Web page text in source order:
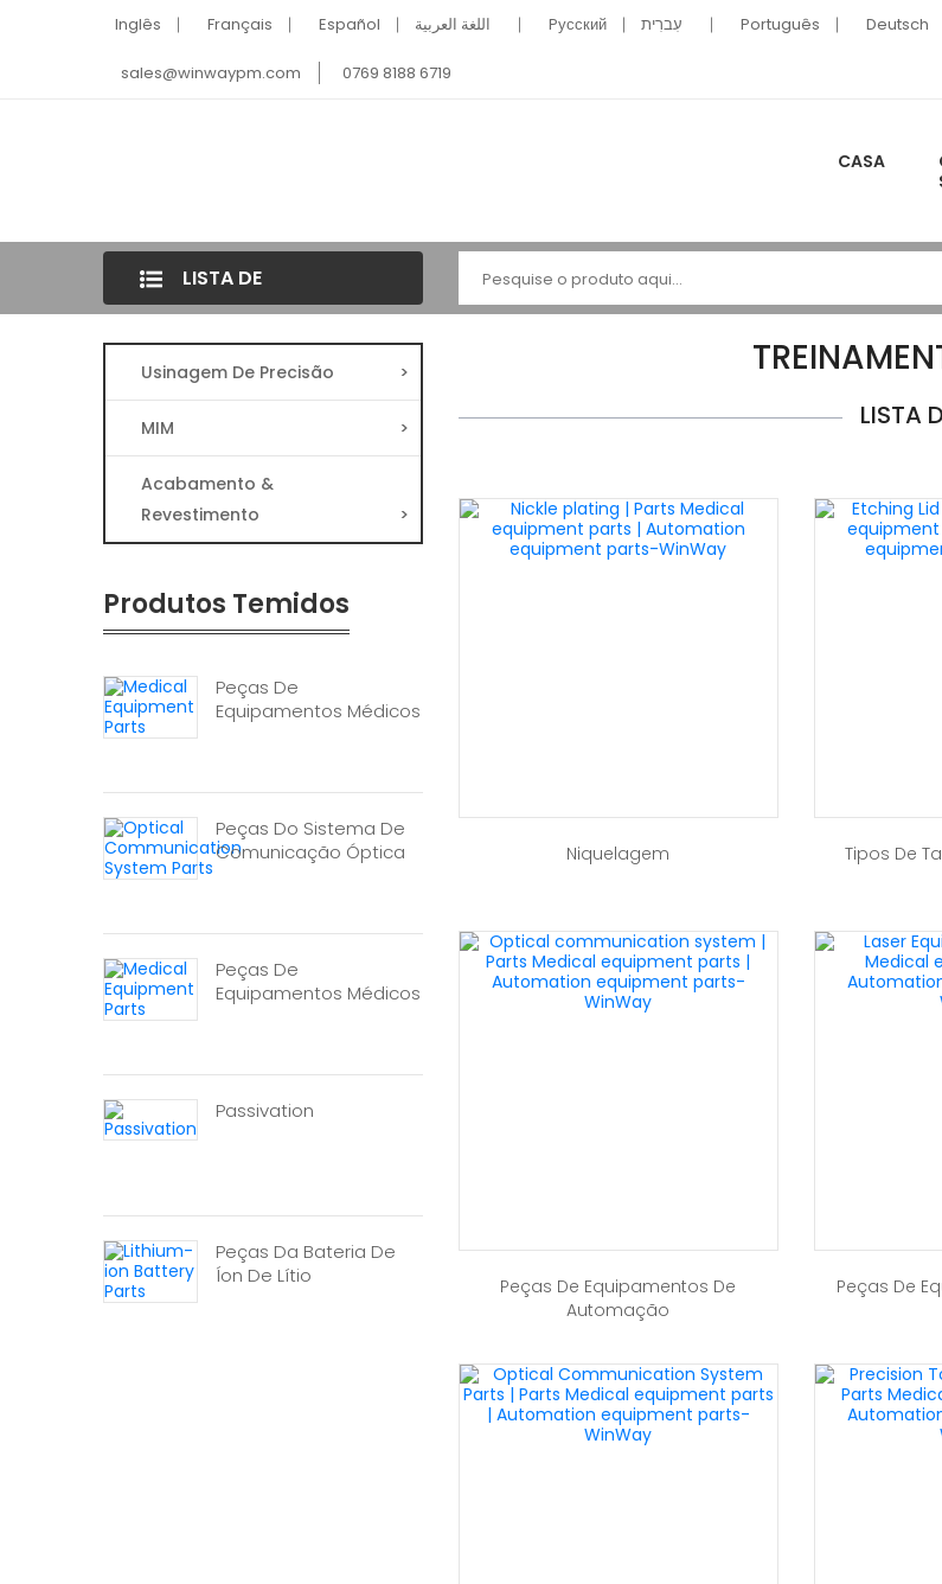
Inglês Français Español اللغة العربية Pусский עִברִית Português Deutsch
sales@winwaypm.com 0769 8188 6719
CASA
LISTA DE
Usinagem De Precisão >
MIM >
Acabamento &
Revestimento
>
Produtos Temidos
Peças De
Equipamentos Médicos
Peças Do Sistema De
Comunicação Óptica
Peças De
Equipamentos Médicos
Passivation
Peças Da Bateria De
Íon De Lítio
LISTA
Niquelagem Tipos De
Peças De Equipamentos De
Automação
Peças De